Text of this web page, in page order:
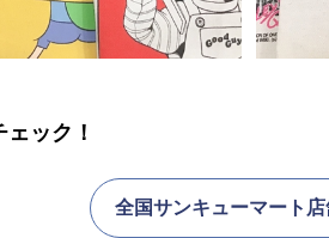
ック！
全国サンキューマート